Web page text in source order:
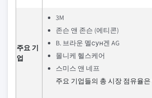
주요 기
업
3M
존슨 앤 존슨 (에티콘)
B. 브라운 멜сун겐 AG
몰니케 헬스케어
스미스 앤 네프
주요 기업들의 총 시장 점유율은